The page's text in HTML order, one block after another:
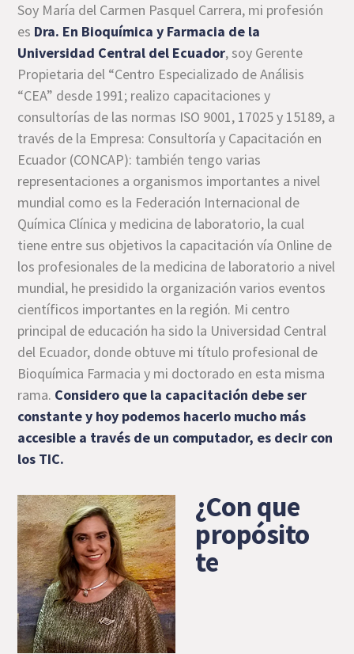
Soy María del Carmen Pasquel Carrera, mi profesión
es Dra. En Bioquímica y Farmacia de la
Universidad Central del Ecuador, soy Gerente
Propietaria del “Centro Especializado de Análisis
“CEA” desde 1991; realizo capacitaciones y
consultorías de las normas ISO 9001, 17025 y 15189, a
través de la Empresa: Consultoría y Capacitación en
Ecuador (CONCAP): también tengo varias
representaciones a organismos importantes a nivel
mundial como es la Federación Internacional de
Química Clínica y medicina de laboratorio, la cual
tiene entre sus objetivos la capacitación vía Online de
los profesionales de la medicina de laboratorio a nivel
mundial, he presidido la organización varios eventos
científicos importantes en la región. Mi centro
principal de educación ha sido la Universidad Central
del Ecuador, donde obtuve mi título profesional de
Bioquímica Farmacia y mi doctorado en esta misma
rama. Considero que la capacitación debe ser
constante y hoy podemos hacerlo mucho más
accesible a través de un computador, es decir con
los TIC.
¿Con que
propósito
te